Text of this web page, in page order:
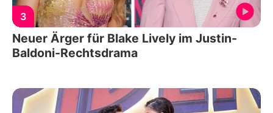
3
Neuer Ärger für Blake Lively im Justin-
Baldoni-Rechtsdrama